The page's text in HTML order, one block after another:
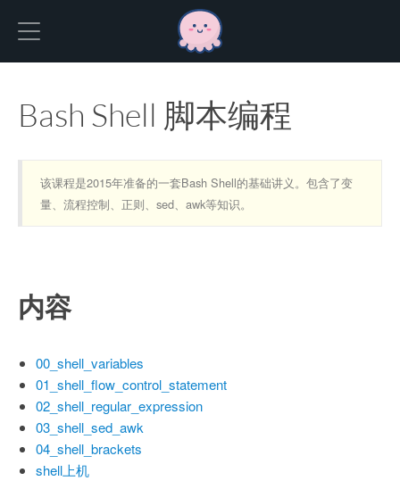
Bash Shell 脚本编程
该课程是2015年准备的一套Bash Shell的基础讲义。包含了变
量、流程控制、正则、sed、awk等知识。
内容
00_shell_variables
01_shell_flow_control_statement
02_shell_regular_expression
03_shell_sed_awk
04_shell_brackets
shell上机